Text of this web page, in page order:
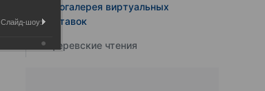
Фотогалерея виртуальных
выставок
Юферевские чтения
Слайд-шоу: